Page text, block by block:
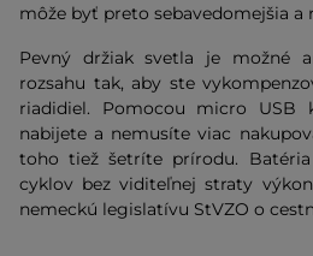
môže byť preto sebavedomejšia a
Pevný držiak svetla je možné
rozsahu tak, aby ste
riadidiel. Pomocou micro USB
nabijete a nemusíte viac
toho tiež šetríte prírodu.
cyklov bez viditeľnej straty
nemeckú legislatívu StVZO o